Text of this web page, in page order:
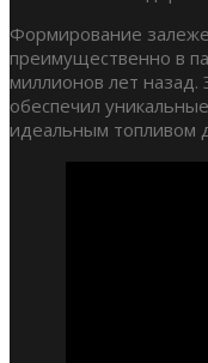
Формирование
преимущественно в
миллионов лет
обеспечил
идеальным топливом